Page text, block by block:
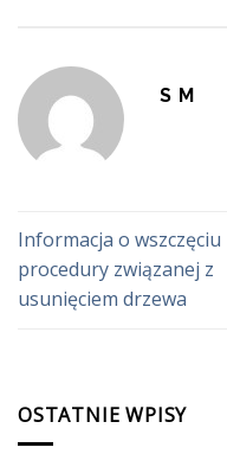
S M
Informacja o wszczęciu
procedury związanej z
usunięciem drzewa
OSTATNIE WPISY